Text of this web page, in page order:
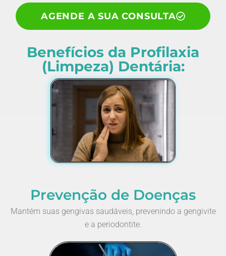
AGENDE A SUA CONSULTA
Benefícios da Profilaxia
(Limpeza) Dentária:
Prevenção de Doenças
Mantém suas gengivas saudáveis, prevenindo a gengivite
e a periodontite.